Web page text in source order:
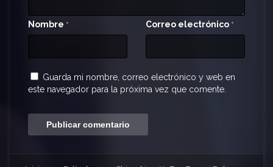
Nombre * Correo electrónico *
Guarda mi nombre, correo electrónico y web en
este navegador para la próxima vez que comente.